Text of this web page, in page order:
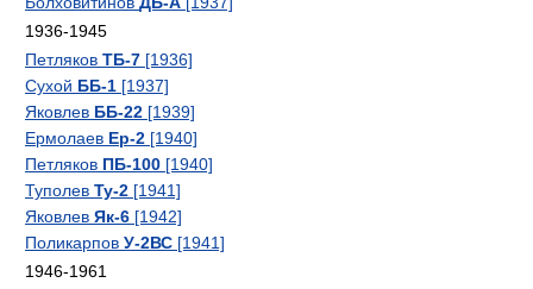
1936-1945
Петляков ТБ-7 [1936]
Сухой ББ-1 [1937]
Яковлев ББ-22 [1939]
Ермолаев Ер-2 [1940]
Петляков ПБ-100 [1940]
Туполев Ту-2 [1941]
Яковлев Як-6 [1942]
Поликарпов У-2ВС [1941]
1946-1961